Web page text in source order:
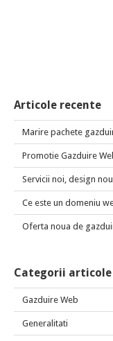
Articole recente
Marire pachete
Promotie Gazduire
Servicii noi, design
Ce este un domeniu
Oferta noua de
Categorii articole
Gazduire Web
Generalitati